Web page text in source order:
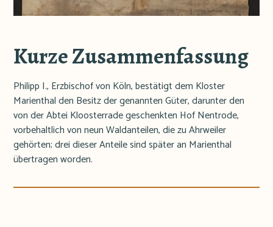
Kurze Zusammenfassung
Philipp I., Erzbischof von Köln, bestätigt dem Kloster
Marienthal den Besitz der genannten Güter, darunter den
von der Abtei Kloosterrade geschenkten Hof Nentrode,
vorbehaltlich von neun Waldanteilen, die zu Ahrweiler
gehörten; drei dieser Anteile sind später an Marienthal
übertragen worden.